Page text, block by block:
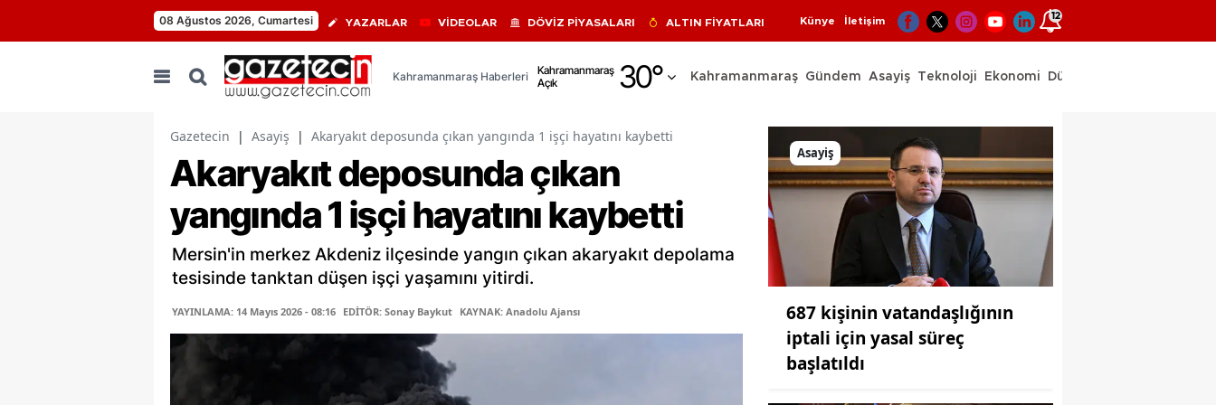
08 Ağustos 2026, Cumartesi YAZARLAR VİDEOLAR DÖVİZ PİYASALARI ALTIN FİYATLARI Künye İletişim 12
Kahramanmaraş Haberleri
Kahramanmaraş
Açık
30°
Adıyaman
Afyonkarahisar
Ağrı
Amasya
Ankara
Artvin
Kahramanmaraş Gündem Asayiş Teknoloji Ekonomi Dünya
Gazetecin | Asayiş | Akaryakıt deposunda çıkan yangında 1 işçi hayatını kaybetti
Akaryakıt deposunda çıkan
yangında 1 işçi hayatını kaybetti
Mersin'in merkez Akdeniz ilçesinde yangın çıkan akaryakıt depolama
tesisinde tanktan düşen işçi yaşamını yitirdi.
YAYINLAMA: 14 Mayıs 2026 - 08:16 EDİTÖR: Sonay Baykut KAYNAK: Anadolu Ajansı
Asayiş
687 kişinin vatandaşlığının
iptali için yasal süreç
başlatıldı